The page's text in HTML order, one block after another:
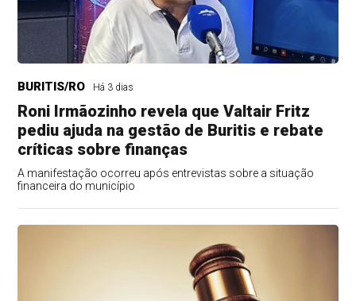
BURITIS/RO Há 3 dias
Roni Irmãozinho revela que Valtair Fritz
pediu ajuda na gestão de Buritis e rebate
críticas sobre finanças
A manifestação ocorreu após entrevistas sobre a situação
financeira do município